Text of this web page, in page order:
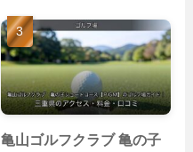
亀山ゴルフクラブ 亀の子